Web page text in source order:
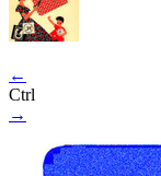
←
Ctrl
→